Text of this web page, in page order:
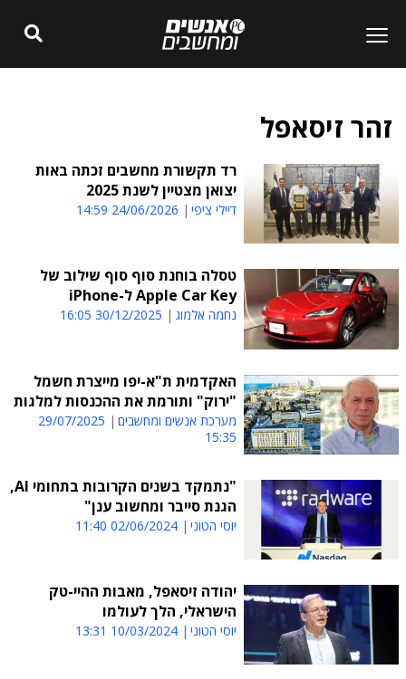
זהר זיסאפל
רד תקשורת מחשבים זכתה באות
יצואן מצטיין לשנת 2025
דיילי ציפי 24/06/2026 14:59
טסלה בוחנת סוף סוף שילוב של
Apple Car Key ל-iPhone
נחמה אלמוג 30/12/2025 16:05
האקדמית ת"א-יפו מייצרת חשמל
"ירוק" ותורמת את ההכנסות למלגות
מערכת אנשים ומחשבים
29/07/2025
15:35
"נתמקד בשנים הקרובות בתחומי AI,
הגנת סייבר ומחשוב ענן"
יוסי הטוני 02/06/2024 11:40
יהודה זיסאפל, מאבות ההיי-טק
הישראלי, הלך לעולמו
יוסי הטוני 10/03/2024 13:31